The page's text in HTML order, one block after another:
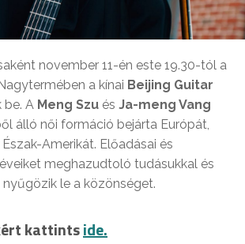
november 11-én este 19.30-tól a
a kínai Beijing Guitar
A Meng Szu és Ja-meng Vang
álló női formáció bejárta Európát,
Amerikát. Előadásai és
meghazudtoló tudásukkal és
nyűgözik le a közönséget.
kattintside.